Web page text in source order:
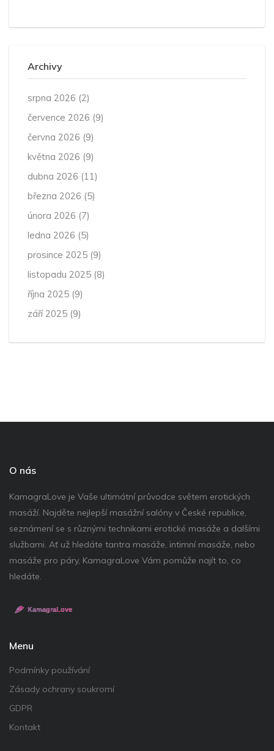
Archivy
srpna 2026 (2)
července 2026 (9)
června 2026 (9)
května 2026 (9)
dubna 2026 (11)
března 2026 (5)
února 2026 (7)
ledna 2026 (5)
prosince 2025 (9)
listopadu 2025 (8)
října 2025 (9)
září 2025 (9)
O nás
KamagraLove je Vaše ultimátní průvodce světem erotických
masáží. Najděte nejlepší masážní salóny v České republice,
seznámení se s různými technikami erotické masáže a dalšími
službami. Ať už hledáte tantra masáže, intimní masáže, nebo
masáže pro páry, KamagraLove Vám pomůže najít to, co
hledáte.
Menu
Podmínky používání
Zásady ochrany soukromí
GDPR
Kontakt